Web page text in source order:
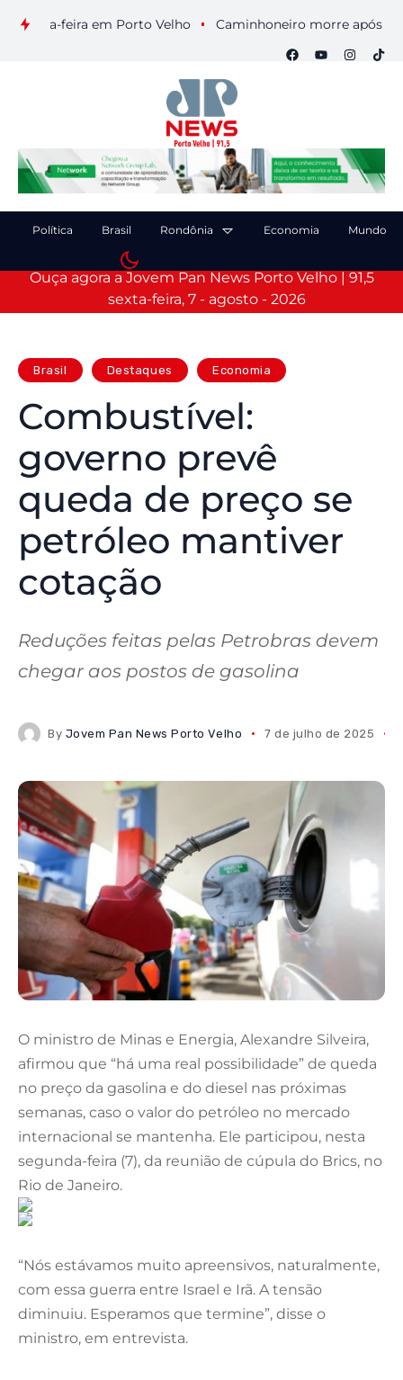
feira em Porto Velho Caminhoneiro morre após
Política Brasil Rondônia Economia Mundo
Ouça agora a Jovem Pan News Porto Velho | 91,5
sexta-feira, 7 - agosto - 2026
Brasil Destaques Economia
Combustível:
governo prevê
queda de preço se
petróleo mantiver
cotação
Reduções feitas pelas Petrobras devem
chegar aos postos de gasolina
By Jovem Pan News Porto Velho 7 de julho de 2025
O ministro de Minas e Energia, Alexandre Silveira,
afirmou que “há uma real possibilidade” de queda
no preço da gasolina e do diesel nas próximas
semanas, caso o valor do petróleo no mercado
internacional se mantenha. Ele participou, nesta
segunda-feira (7), da reunião de cúpula do Brics, no
Rio de Janeiro.
“Nós estávamos muito apreensivos, naturalmente,
com essa guerra entre Israel e Irã. A tensão
diminuiu. Esperamos que termine”, disse o
ministro, em entrevista.